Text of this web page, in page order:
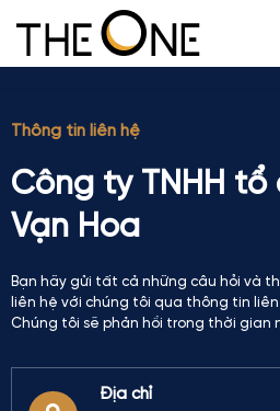
Thông tin liên hệ
Công ty TNHH tổ
Vạn Hoa
Bạn hãy gửi tất cả những câu hỏi và
liên hệ với chúng tôi qua thông tin
Chúng tôi sẽ phản hồi trong thời gian
Địa chỉ